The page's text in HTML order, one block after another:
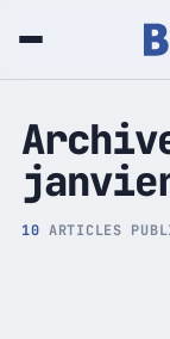
10 ARTICLES